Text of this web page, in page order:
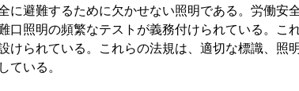
に避難するために欠かせない照明である。労働安
口照明の頻繁なテストが義務付けられている。こ
けられている。これらの法規は、適切な標識、照
ている。